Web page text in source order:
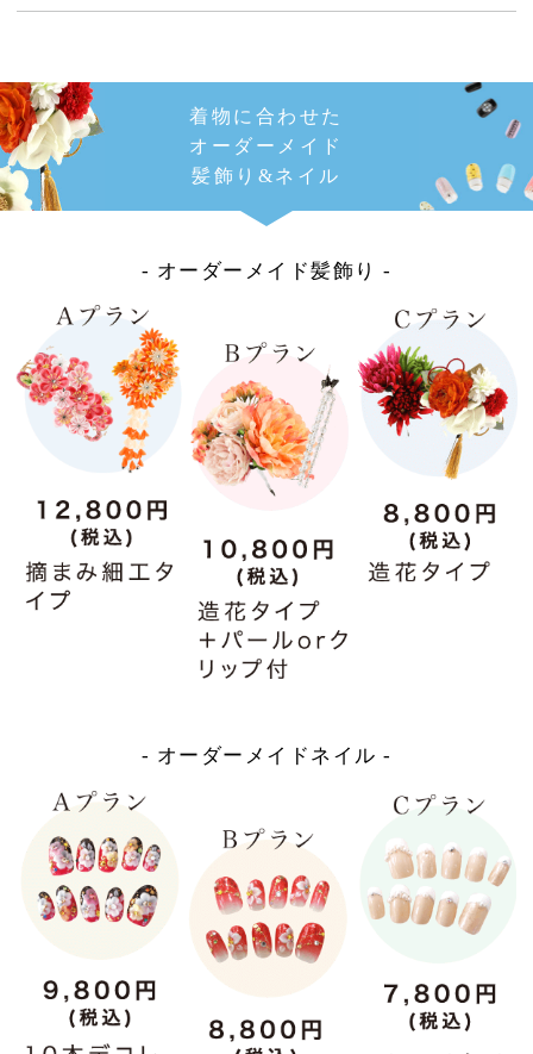
着物に合わせた
オーダーメイド
髪飾り&ネイル
- オーダーメイド髪飾り -
- オーダーメイドネイル -